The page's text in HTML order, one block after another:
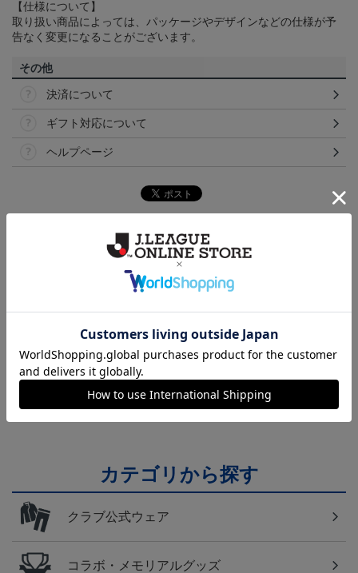
【仕様について】
取り扱い商品によっては、パッケージやデザインなどの仕様が予
告なく変更になることがございます。
その他
決済について
ギフト対応について
ヘルプページ
送料無料の併せ買いにオススメ！どの選手が当たる
かお楽しみのシークレットグッズ！
横浜FM
日常にもF・マリノスを！普段使いにオススメのアイ
テム！
カテゴリから探す
クラブ公式ウェア
コラボ・メモリアルグッズ